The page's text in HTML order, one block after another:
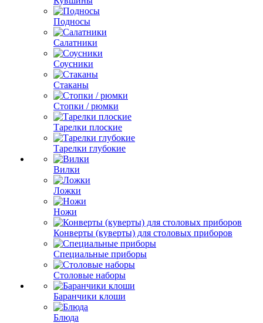
Подносы
Салатники
Соусники
Стаканы
Стопки / рюмки
Тарелки плоские
Тарелки глубокие
Вилки
Ложки
Ножи
Конверты (куверты) для столовых приборов
Специальные приборы
Столовые наборы
Баранчики клоши
Блюда